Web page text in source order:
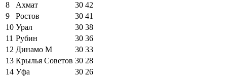
8
Ахмат 30 42
9
Ростов 30 41
10 Урал 30 38
11 Рубин 30 36
12 Динамо М 30 33
13 Крылья Советов 30 28
14 Уфа 30 26